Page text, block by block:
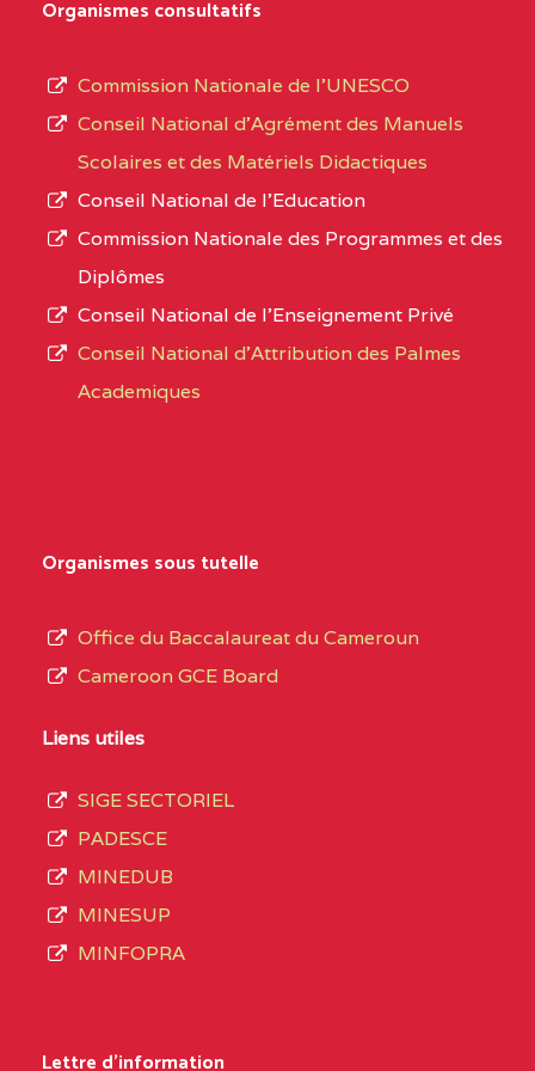
PROFESSIONNEL
(CEGEP) STE FOI BP
:4740 YAOUNDE
CENTRE
COLLEGE PANAFRICAIN
DE L'EXCELLENCE BP
CENTRE
COLLEGE PRIVE
CENTRE
COLLEGE PRIVE LAIC
SAINT MICHEL
CENTRE
CENTRE
type
L’offre
d’éducation
de
du
de
septembre
2020
compte
3408
Organismes consultatifs
Commission Nationale de l’UNESCO
Conseil National d’Agrément des Manuels
Scolaires et des Matériels Didactiques
Conseil National de l’Education
Commission Nationale des Programmes et des
Diplômes
Conseil National de l’Enseignement Privé
Conseil National d'Attribution des Palmes
Academiques
Organismes sous tutelle
Office du Baccalaureat du Cameroun
Cameroon GCE Board
Liens utiles
SIGE SECTORIEL
PADESCE
MINEDUB
MINESUP
MINFOPRA
Lettre d'information